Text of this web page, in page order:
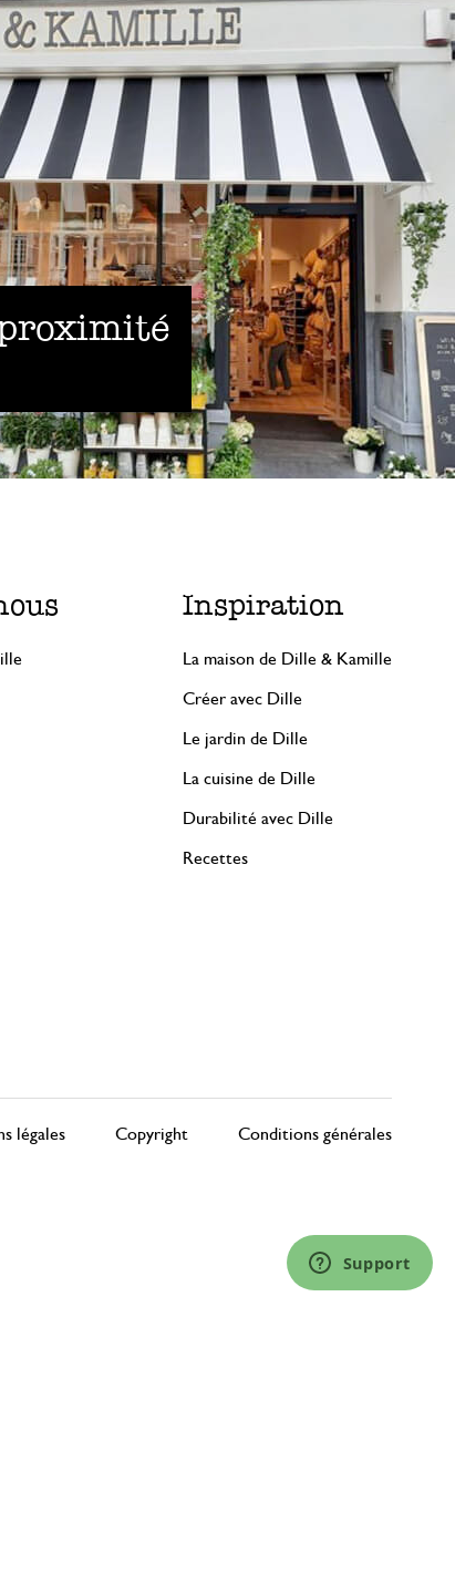
Inspiration
La maison de Dille & Kamille
Créer avec Dille
Le jardin de Dille
La cuisine de Dille
Durabilité avec Dille
Recettes
légales Copyright Conditions générales
Support